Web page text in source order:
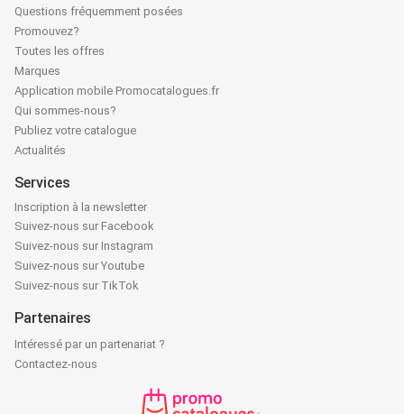
Questions fréquemment posées
Promouvez?
Toutes les offres
Marques
Application mobile Promocatalogues.fr
Qui sommes-nous?
Publiez votre catalogue
Actualités
Services
Inscription à la newsletter
Suivez-nous sur Facebook
Suivez-nous sur Instagram
Suivez-nous sur Youtube
Suivez-nous sur TikTok
Partenaires
Intéressé par un partenariat ?
Contactez-nous